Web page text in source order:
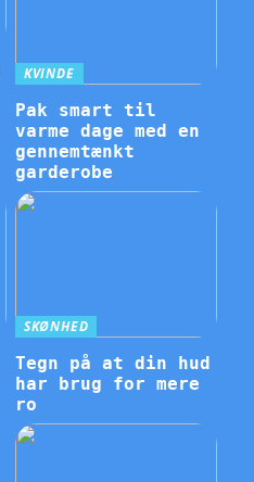
KVINDE
Pak smart til
varme dage med en
gennemtænkt
garderobe
SKØNHED
Tegn på at din hud
har brug for mere
ro